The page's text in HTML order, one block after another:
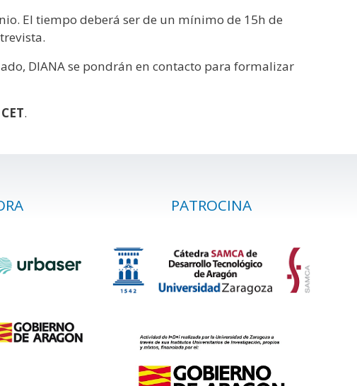
El tiempo deberá ser de un mínimo de 15h de
DIANA se pondrán en contacto para formalizar
.
PATROCINA